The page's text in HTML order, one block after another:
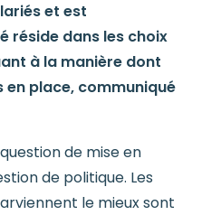
et est
réside dans les choix
à la manière dont
place, communiqué
de mise en
de politique. Les
le mieux sont